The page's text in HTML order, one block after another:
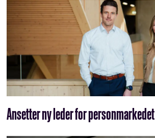
Ansetter ny leder for personmarkedet